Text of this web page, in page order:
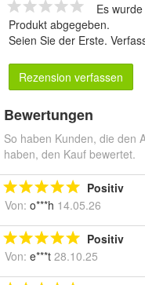
Es
Produkt abgegeben.
Seien Sie der Erste.
Rezension verfassen
Bewertungen
So haben Kunden, die den
haben, den Kauf bewertet.
Positiv
Von: o***h 14.05.26
Positiv
Von: e***t 28.10.25